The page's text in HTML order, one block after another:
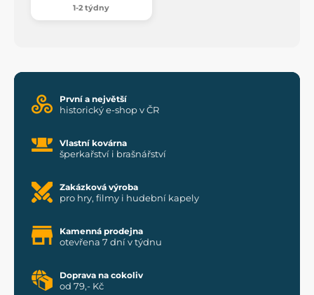
1-2 týdny
První a největší
historický e-shop v ČR
Vlastní kovárna
šperkařství i brašnářství
Zakázková výroba
pro hry, filmy i hudební kapely
Kamenná prodejna
otevřena 7 dní v týdnu
Doprava na cokoliv
od 79,- Kč